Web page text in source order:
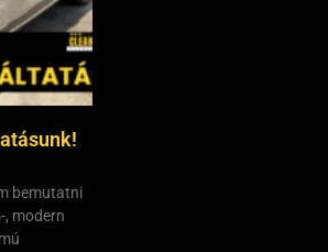
bemutatni
, modern